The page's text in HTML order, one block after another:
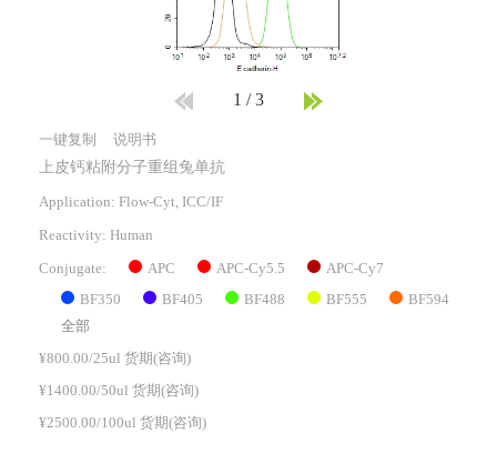
1 /3
一键复制 说明书
上皮钙粘附分子重组兔单抗
Application: Flow-Cyt, ICC/IF
Reactivity: Human
Conjugate: APC APC-Cy5.5 APC-Cy7
BF350 BF405 BF488 BF555
BF594
全部
¥800.00/25ul 货期(咨询)
¥1400.00/50ul 货期(咨询)
¥2500.00/100ul 货期(咨询)